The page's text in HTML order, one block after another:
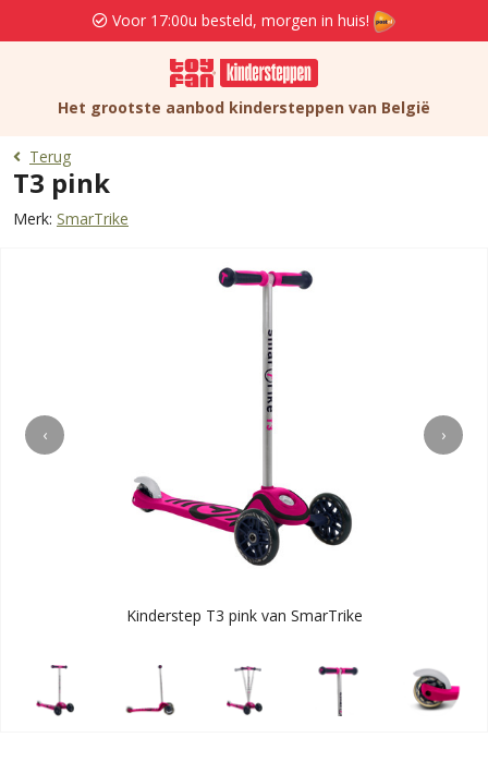
Voor 17:00u besteld, morgen in huis!
Het grootste aanbod kindersteppen van België
Terug
T3 pink
Merk: SmarTrike
‹ ›
Kinderstep T3 pink van SmarTrike